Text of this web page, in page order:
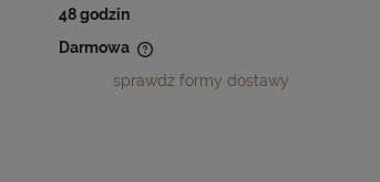
48 godzin
Darmowa
sprawdź formy dostawy